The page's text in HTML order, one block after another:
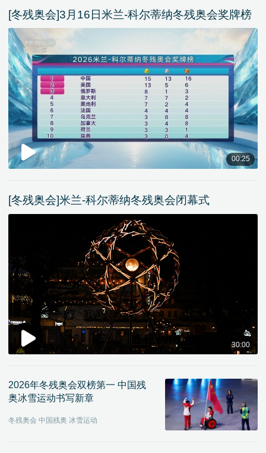
[冬残奥会]3月16日米兰-科尔蒂纳冬残奥会奖牌榜
00:25
[冬残奥会]米兰-科尔蒂纳冬残奥会闭幕式
30:00
2026年冬残奥会双榜第一 中国残
奥冰雪运动书写新章
冬残奥会 中国残奥 冰雪运动